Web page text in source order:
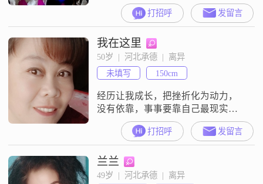
打招呼 发留言
我在这里
50岁  |  河北承德  |  离异
未填写
150cm
经历让我成长，把挫折化为动力，
没有依靠，事事要靠自己最现实，
人无论走到哪里都要成为自己的太
阳，把自己照亮！
打招呼 发留言
兰兰
49岁  |  河北承德  |  离异